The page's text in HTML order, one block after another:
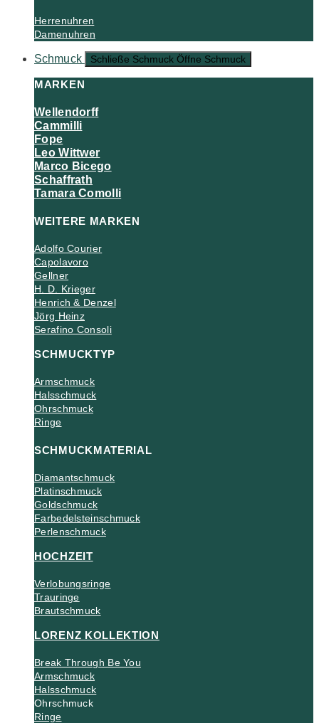
Herrenuhren
Damenuhren
Schmuck Schließe Schmuck Öffne Schmuck
MARKEN
Wellendorff
Cammilli
Fope
Leo Wittwer
Marco Bicego
Schaffrath
Tamara Comolli
WEITERE MARKEN
Adolfo Courier
Capolavoro
Gellner
H. D. Krieger
Henrich & Denzel
Jörg Heinz
Serafino Consoli
SCHMUCKTYP
Armschmuck
Halsschmuck
Ohrschmuck
Ringe
SCHMUCKMATERIAL
Diamantschmuck
Platinschmuck
Goldschmuck
Farbedelsteinschmuck
Perlenschmuck
HOCHZEIT
Verlobungsringe
Trauringe
Brautschmuck
LORENZ KOLLEKTION
Break Through Be You
Armschmuck
Halsschmuck
Ohrschmuck
Ringe